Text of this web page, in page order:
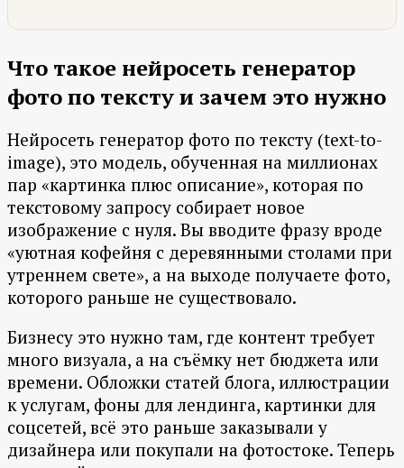
Что такое нейросеть генератор
фото по тексту и зачем это нужно
Нейросеть генератор фото по тексту (text-to-
image), это модель, обученная на миллионах
пар «картинка плюс описание», которая по
текстовому запросу собирает новое
изображение с нуля. Вы вводите фразу вроде
«уютная кофейня с деревянными столами при
утреннем свете», а на выходе получаете фото,
которого раньше не существовало.
Бизнесу это нужно там, где контент требует
много визуала, а на съёмку нет бюджета или
времени. Обложки статей блога, иллюстрации
к услугам, фоны для лендинга, картинки для
соцсетей, всё это раньше заказывали у
дизайнера или покупали на фотостоке. Теперь